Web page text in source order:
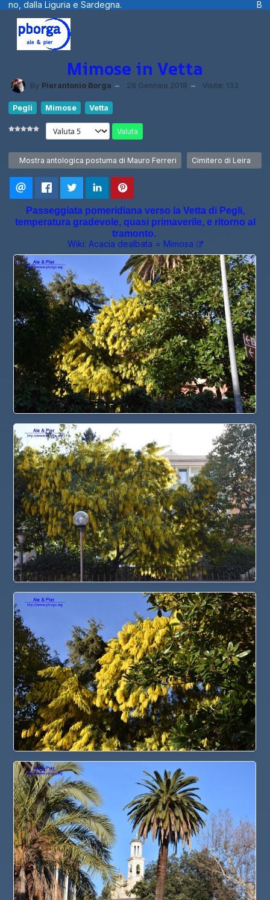
Benvenuti visitatori ...
Mimose in Vetta
By Pierantonio Borga 28 Gennaio 2018 Visite: 133
Pegli Mimose Vetta
Valuta
Articolo precedente: Mostra antologica postuma di Mauro Ferreri
Mostra antologica postuma di Mauro Ferreri Articolo successivo:
Cimitero di Leira
Passeggiata pomeridiana verso la Vetta di Pegli,
temperatura gradevole, quasi primaverile, e ritorno al
tramonto.
Wiki: Acacia dealbata = Mimosa